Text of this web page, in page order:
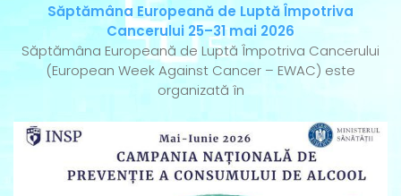
Săptămâna Europeană de Luptă Împotriva
Cancerului 25–31 mai 2026
Săptămâna Europeană de Luptă Împotriva Cancerului
(European Week Against Cancer – EWAC) este
organizată în